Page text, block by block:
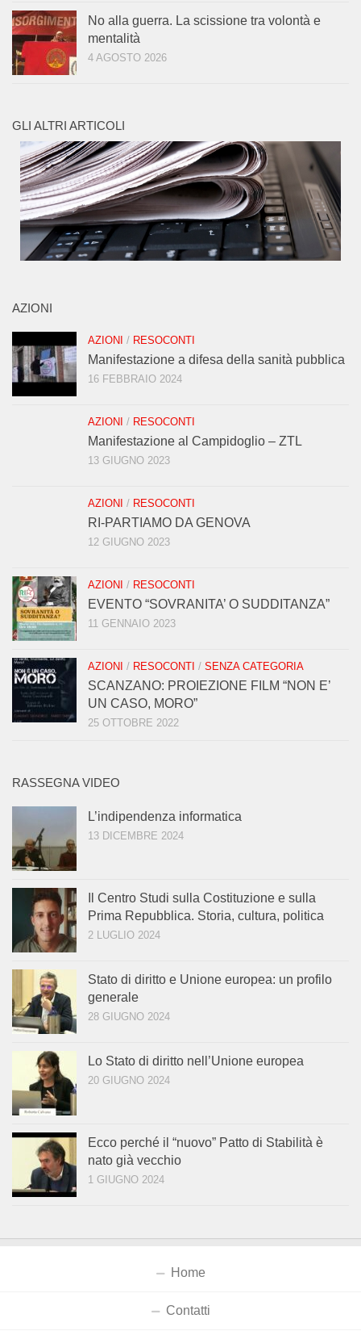
No alla guerra. La scissione tra volontà e
mentalità
4 AGOSTO 2026
GLI ALTRI ARTICOLI
AZIONI
AZIONI / RESOCONTI
Manifestazione a difesa della sanità pubblica
16 FEBBRAIO 2024
AZIONI / RESOCONTI
Manifestazione al Campidoglio – ZTL
13 GIUGNO 2023
AZIONI / RESOCONTI
RI-PARTIAMO DA GENOVA
12 GIUGNO 2023
AZIONI / RESOCONTI
EVENTO “SOVRANITA’ O SUDDITANZA”
11 GENNAIO 2023
AZIONI / RESOCONTI / SENZA CATEGORIA
SCANZANO: PROIEZIONE FILM “NON E’
UN CASO, MORO”
25 OTTOBRE 2022
RASSEGNA VIDEO
L’indipendenza informatica
13 DICEMBRE 2024
Il Centro Studi sulla Costituzione e sulla
Prima Repubblica. Storia, cultura, politica
2 LUGLIO 2024
Stato di diritto e Unione europea: un profilo
generale
28 GIUGNO 2024
Lo Stato di diritto nell’Unione europea
20 GIUGNO 2024
Ecco perché il “nuovo” Patto di Stabilità è
nato già vecchio
1 GIUGNO 2024
Home
Contatti